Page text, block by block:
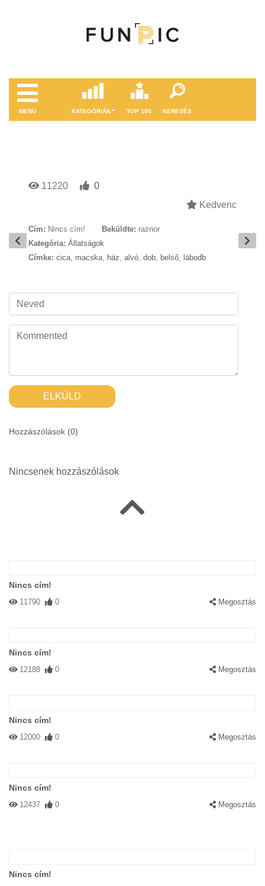
MENÜ KATEGÓRIÁK TOP 100 KERESÉS
11220
0
Kedvenc
Cím: Nincs cím! Beküldte: raznor
Kategória: Állatságok
Címke: cica, macska, ház, alvó, dob, belső, lábodb
ELKÜLD
Hozzászólások (0)
Nincsenek hozzászólások
Nincs cím!
11790 0 Megosztás
Nincs cím!
12188 0 Megosztás
Nincs cím!
12000 0 Megosztás
Nincs cím!
12437 0 Megosztás
Nincs cím!